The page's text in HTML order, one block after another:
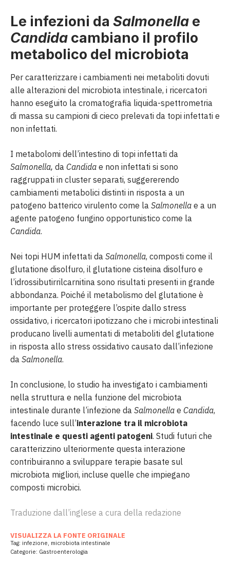
Le infezioni da Salmonella e
Candida cambiano il profilo
metabolico del microbiota
Per caratterizzare i cambiamenti nei metaboliti dovuti
alle alterazioni del microbiota intestinale, i ricercatori
hanno eseguito la cromatografia liquida-spettrometria
di massa su campioni di cieco prelevati da topi infettati e
non infettati.
I metabolomi dell’intestino di topi infettati da
Salmonella, da Candida e non infettati si sono
raggruppati in cluster separati, suggererendo
cambiamenti metabolici distinti in risposta a un
patogeno batterico virulento come la Salmonella e a un
agente patogeno fungino opportunistico come la
Candida.
Nei topi HUM infettati da Salmonella, composti come il
glutatione disolfuro, il glutatione cisteina disolfuro e
l’idrossibutirrilcarnitina sono risultati presenti in grande
abbondanza. Poiché il metabolismo del glutatione è
importante per proteggere l’ospite dallo stress
ossidativo, i ricercatori ipotizzano che i microbi intestinali
producano livelli aumentati di metaboliti del glutatione
in risposta allo stress ossidativo causato dall’infezione
da Salmonella.
In conclusione, lo studio ha investigato i cambiamenti
nella struttura e nella funzione del microbiota
intestinale durante l’infezione da Salmonella e Candida,
facendo luce sull’interazione tra il microbiota
intestinale e questi agenti patogeni. Studi futuri che
caratterizzino ulteriormente questa interazione
contribuiranno a sviluppare terapie basate sul
microbiota migliori, incluse quelle che impiegano
composti microbici.
Traduzione dall’inglese a cura della redazione
VISUALIZZA LA FONTE ORIGINALE
Tag: infezione, microbiota intestinale
Categorie: Gastroenterologia